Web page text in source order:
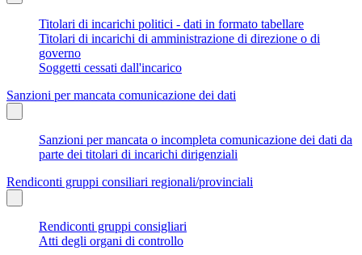
Titolari di incarichi politici - dati in formato tabellare
Titolari di incarichi di amministrazione di direzione o di
governo
Soggetti cessati dall'incarico
Sanzioni per mancata comunicazione dei dati
Sanzioni per mancata o incompleta comunicazione dei dati da
parte dei titolari di incarichi dirigenziali
Rendiconti gruppi consiliari regionali/provinciali
Rendiconti gruppi consigliari
Atti degli organi di controllo